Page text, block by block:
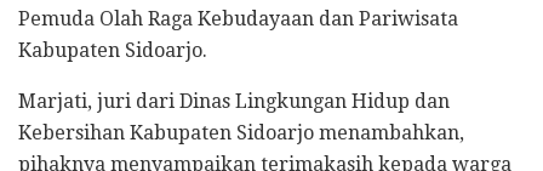
Pemuda Olah Raga Kebudayaan dan Pariwisata
Kabupaten Sidoarjo.
Marjati, juri dari Dinas Lingkungan Hidup dan
Kebersihan Kabupaten Sidoarjo menambahkan,
pihaknya menyampaikan terimakasih kepada warga